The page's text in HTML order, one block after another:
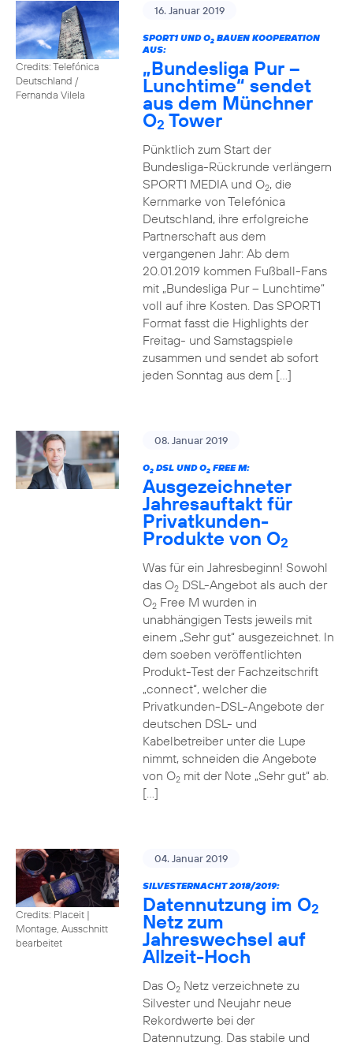
Credits: Telefónica
Deutschland /
Fernanda Vilela
16. Januar 2019
SPORT1 UND O2BAUEN KOOPERATION
AUS:
„Bundesliga Pur –
Lunchtime“ sendet
aus dem Münchner
O2 Tower
Pünktlich zum Start der
Bundesliga-Rückrunde verlängern
SPORT1 MEDIA und O2, die
Kernmarke von Telefónica
Deutschland, ihre erfolgreiche
Partnerschaft aus dem
vergangenen Jahr: Ab dem
20.01.2019 kommen Fußball-Fans
mit „Bundesliga Pur – Lunchtime“
voll auf ihre Kosten. Das SPORT1
Format fasst die Highlights der
Freitag- und Samstagspiele
zusammen und sendet ab sofort
jeden Sonntag aus dem […]
08. Januar 2019
O2DSL UND O2FREE M:
Ausgezeichneter
Jahresauftakt für
Privatkunden-
Produkte von O2
Was für ein Jahresbeginn! Sowohl
das O2DSL-Angebot als auch der
O2Free M wurden in
unabhängigen Tests jeweils mit
einem „Sehr gut“ ausgezeichnet. In
dem soeben veröffentlichten
Produkt-Test der Fachzeitschrift
„connect“, welcher die
Privatkunden-DSL-Angebote der
deutschen DSL- und
Kabelbetreiber unter die Lupe
nimmt, schneiden die Angebote
von O2mit der Note „Sehr gut“ ab.
[…]
Credits: Placeit |
Montage, Ausschnitt
bearbeitet
04. Januar 2019
SILVESTERNACHT 2018/2019:
Datennutzung im O2
Netz zum
Jahreswechsel auf
Allzeit-Hoch
Das O2Netz verzeichnete zu
Silvester und Neujahr neue
Rekordwerte bei der
Datennutzung. Das stabile und